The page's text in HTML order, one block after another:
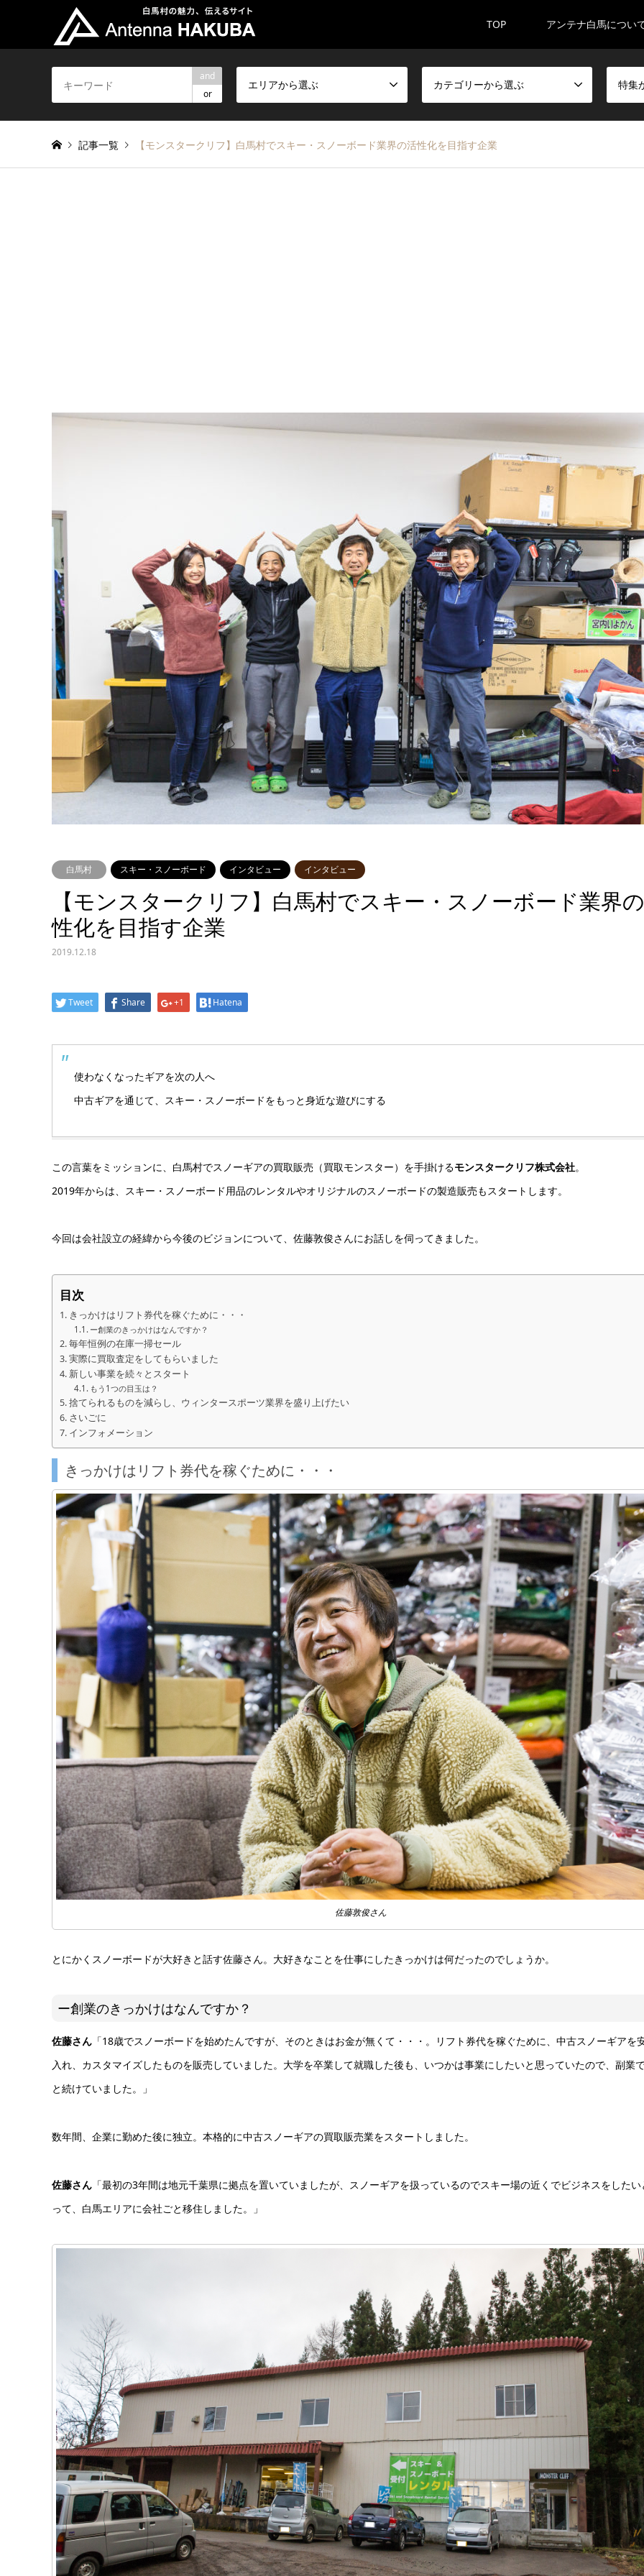
TOP アンテナ白馬につい
and
or
エリアから選ぶ カテゴリーから選ぶ 特集
記事一覧 【モンスタークリフ】白馬村でスキー・スノーボード業界の活性化を目指す企業
白馬村 スキー・スノーボード インタビュー インタビュー
【モンスタークリフ】白馬村でスキー・スノーボード業界
性化を目指す企業
2019.12.18
Tweet Share +1 Hatena
使わなくなったギアを次の人へ
中古ギアを通じて、スキー・スノーボードをもっと身近な遊びにする
この言葉をミッションに、白馬村でスノーギアの買取販売（買取モンスター）を手掛けるモンスタークリフ株式会社。
2019年からは、スキー・スノーボード用品のレンタルやオリジナルのスノーボードの製造販売もスタートします。
今回は会社設立の経緯から今後のビジョンについて、佐藤敦俊さんにお話しを伺ってきました。
目次
きっかけはリフト券代を稼ぐために・・・
ー創業のきっかけはなんですか？
毎年恒例の在庫一掃セール
実際に買取査定をしてもらいました
新しい事業を続々とスタート
もう1つの目玉は？
捨てられるものを減らし、ウィンタースポーツ業界を盛り上げたい
さいごに
インフォメーション
きっかけはリフト券代を稼ぐために・・・
佐藤敦俊さん
とにかくスノーボードが大好きと話す佐藤さん。大好きなことを仕事にしたきっかけは何だったのでしょうか。
ー創業のきっかけはなんですか？
佐藤さん 「18歳でスノーボードを始めたんですが、そのときはお金が無くて・・・。リフト券代を稼ぐために、中古スノーギアを
入れ、カスタマイズしたものを販売していました。大学を卒業して就職した後も、いつかは事業にしたいと思っていたので、副業
と続けていました。」
数年間、企業に勤めた後に独立。本格的に中古スノーギアの買取販売業をスタートしました。
佐藤さん 「最初の3年間は地元千葉県に拠点を置いていましたが、スノーギアを扱っているのでスキー場の近くでビジネスをしたい
って、白馬エリアに会社ごと移住しました。」